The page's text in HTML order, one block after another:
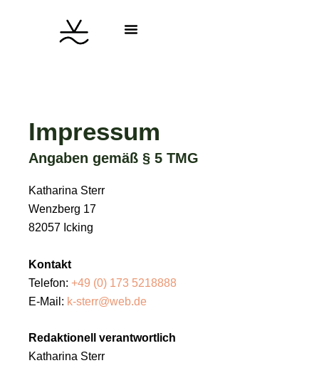
Menü
Impressum
Angaben gemäß § 5 TMG
Katharina Sterr
Wenzberg 17
82057 Icking
Kontakt
Telefon: +49 (0) 173 5218888
E-Mail: k-sterr@web.de
Redaktionell verantwortlich
Katharina Sterr